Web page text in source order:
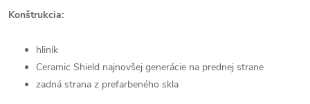
Konštrukcia:
hliník
Ceramic Shield najnovšej generácie na prednej strane
zadná strana z prefarbeného skla